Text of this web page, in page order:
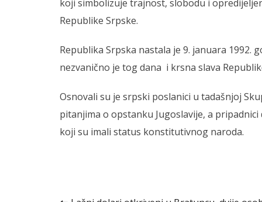
koji simbolizuje trajnost, slobodu i
Republike Srpske.
Republika Srpska nastala je 9. januara 1992.
nezvanično je tog dana i krsna slava
Osnovali su je srpski poslanici u tadašnjoj
pitanjima o opstanku Jugoslavije, a
koji su imali status konstitutivnog naroda.